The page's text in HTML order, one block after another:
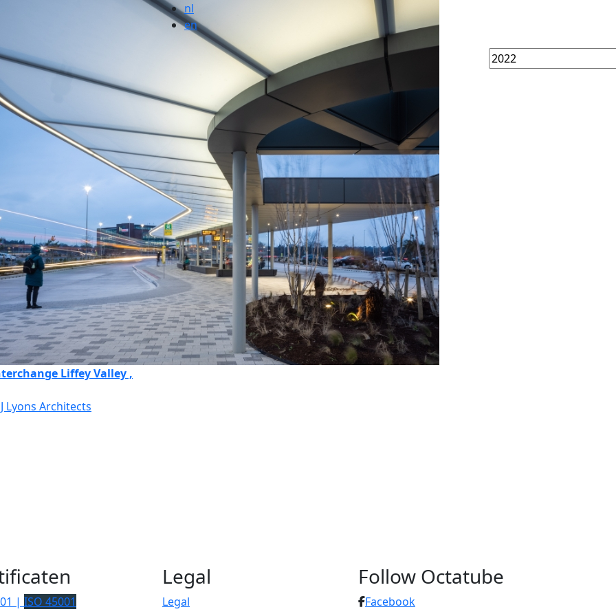
nl
en
Liffey Valley ,
Lyons Architects
| ISO 45001
Legal
Legal
Follow Octatube
Facebook